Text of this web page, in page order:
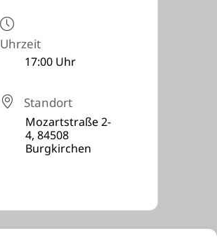
Uhrzeit
17:00 Uhr
Standort
Mozartstraße 2-
4, 84508
Burgkirchen